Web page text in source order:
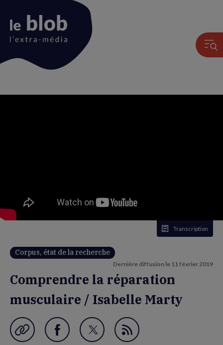
Transcription
Corpus, état de la recherche
Dernière diffusion le 11 février 2019
Comprendre la réparation
musculaire / Isabelle Marty
Garder en favori
Partager PartagerFlux